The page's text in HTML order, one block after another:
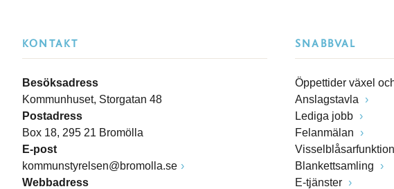
KONTAKT
Besöksadress
Kommunhuset, Storgatan 48
Postadress
Box 18, 295 21 Bromölla
E-post
kommunstyrelsen@bromolla.se
Webbadress
SNABBVAL
Öppettider växel
Anslagstavla
Lediga jobb
Felanmälan
Visselblåsarfunktion
Blankettsamling
E-tjänster